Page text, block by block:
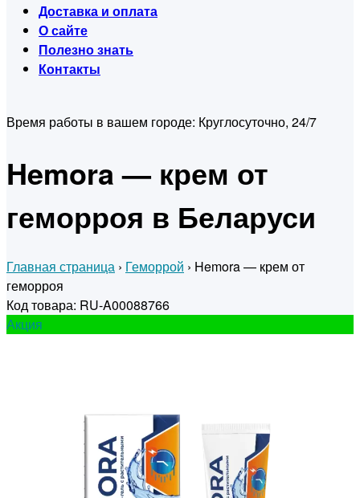
Доставка и оплата
О сайте
Полезно знать
Контакты
Время работы в вашем городе: Круглосуточно, 24/7
Hemora — крем от
геморроя в Беларуси
Главная страница › Геморрой › Hemora — крем от
геморроя
Код товара: RU-A00088766
Акция